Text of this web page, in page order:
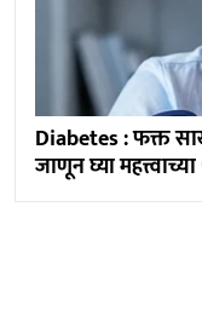
Diabetes : फक्त
जाणून घ्या महत्त्वाच्या